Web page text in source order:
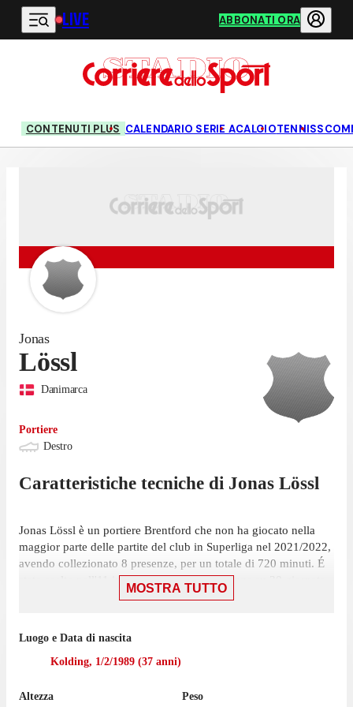
Vai al contenuto principale
LIVE ABBONATI ORA
CONTENUTI PLUS CALENDARIO SERIE ACALCIOTENNIS
Jonas
Lössl
Danimarca
Portiere
Destro
Caratteristiche tecniche di Jonas Lössl
Jonas Lössl è un portiere Brentford che non ha giocato nella
maggior parte delle partite del club in Superliga nel 2021/2022,
avendo collezionato 8 presenze, per un totale di 720 minuti. É
stato scelto nell'11 iniziale in tutte le 8 presenze su 30 giornate.
Wolverhampton, nella sconfitta per 2-1. Ha mantenuto 3 volte
la porta inviolata in questa stagione.
42 punti - sarà una trasferta contro Silkeborg, il 16 maggio.
MOSTRA TUTTO
Luogo e Data di nascita
Kolding, 1/2/1989 (37 anni)
Altezza
Peso